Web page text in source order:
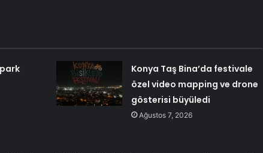
Konya Taş Bina’da festivale
özel video mapping ve drone
gösterisi büyüledi
Ağustos 7, 2026